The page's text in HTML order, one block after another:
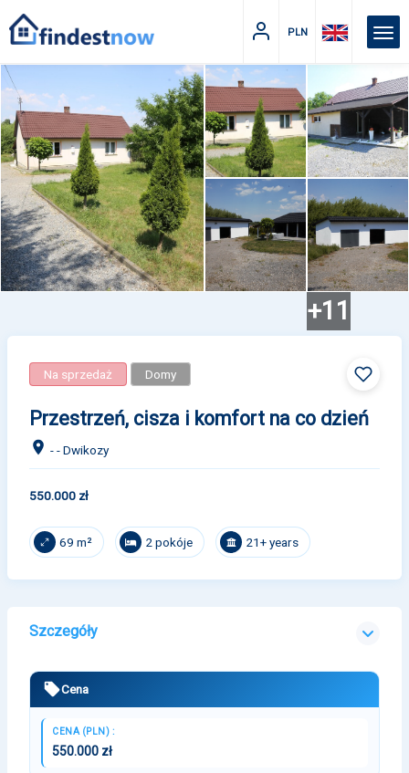
PLN
+11
Na sprzedaż Domy
Przestrzeń, cisza i komfort na co dzień
- - Dwikozy
550.000 zł
69 m² 2 pokóje 21+ years
Szczegóły
Cena
CENA (PLN) :
550.000 zł